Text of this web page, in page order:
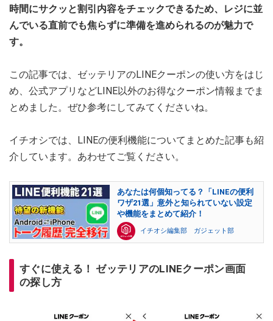
時間にサクッと割引内容をチェックできるため、レジに並
んでいる直前でも焦らずに準備を進められるのが魅力で
す。
この記事では、ゼッテリアのLINEクーポンの使い方をはじ
め、公式アプリなどLINE以外のお得なクーポン情報までま
とめました。ぜひ参考にしてみてくださいね。
イチオシでは、LINEの便利機能についてまとめた記事も紹
介しています。あわせてご覧ください。
あなたは何個知ってる？「LINEの便利
ワザ21選」意外と知られていない設定
や機能をまとめて紹介！
イチオシ編集部 ガジェット部
すぐに使える！ ゼッテリアのLINEクーポン画面
の探し方